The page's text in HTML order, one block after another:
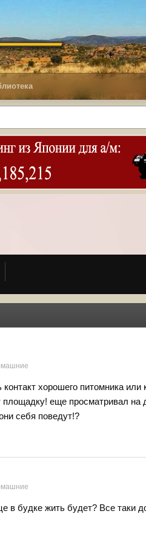
хорошего питомника
еще просматривал на
себя поведут!?
в будке жить будет? Все